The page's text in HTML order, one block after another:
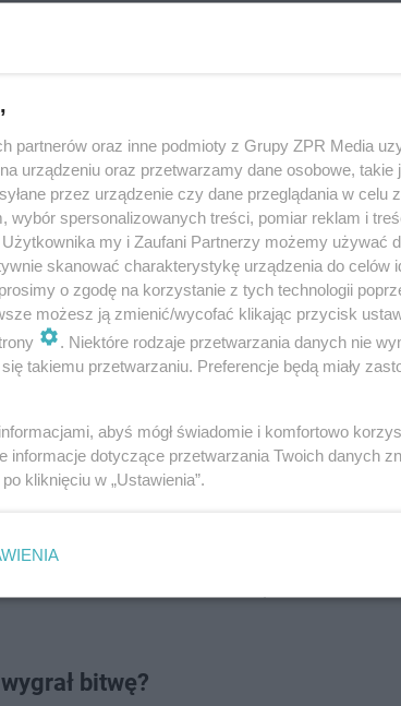
roku utwór śpiewała
dzieciaków z
dziewczynki z dumą staneli na scenie
Płakała niemal cała publiczność,
bitwę?
partnerów oraz inne podmioty z Grupy ZPR Media
urządzeniu oraz przetwarzamy dane osobowe, takie
przez urządzenie czy dane przeglądania w celu
wybór spersonalizowanych treści, pomiar reklam i
Użytkownika my i Zaufani Partnerzy możemy używać
skanować charakterystykę urządzenia do celów
o zgodę na korzystanie z tych technologii
możesz ją zmienić/wycofać klikając przycisk
. Niektóre rodzaje przetwarzania danych nie
takiemu przetwarzaniu. Preferencje będą miały
abyś mógł świadomie i komfortowo
informacje dotyczące przetwarzania Twoich danych
kliknięciu w „Ustawienia”.